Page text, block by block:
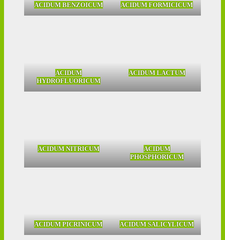
ACIDUM BENZOICUM ACIDUM FORMICICUM
ACIDUM
HYDROFLUORICUM
ACIDUM LACTUM
ACIDUM NITRICUM
ACIDUM
PHOSPHORICUM
ACIDUM PICRINICUM ACIDUM SALICYLICUM